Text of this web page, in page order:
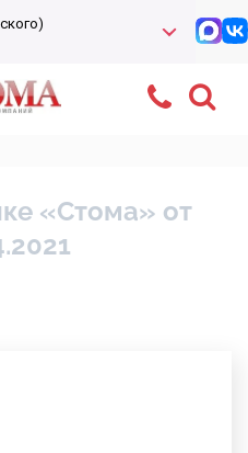
«Стома» от